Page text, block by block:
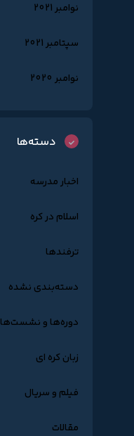
نوامبر 2021
سپتامبر 2021
نوامبر 2020
دسته‌ها
اخبار مدرسه
اسلام در کره
ترفندها
دسته‌بندی نشده
دوره‌ها و نشست‌ها
زبان کره ای
فیلم و سریال
مقالات